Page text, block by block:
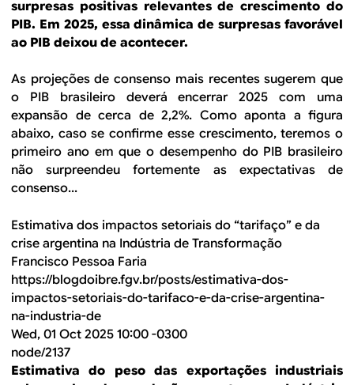
surpresas positivas relevantes de crescimento do
PIB. Em 2025, essa dinâmica de surpresas favorável
ao PIB deixou de acontecer.
As projeções de consenso mais recentes sugerem que
o PIB brasileiro deverá encerrar 2025 com uma
expansão de cerca de 2,2%. Como aponta a figura
abaixo, caso se confirme esse crescimento, teremos o
primeiro ano em que o desempenho do PIB brasileiro
não surpreendeu fortemente as expectativas de
consenso...
Estimativa dos impactos setoriais do “tarifaço” e da
crise argentina na Indústria de Transformação
Francisco Pessoa Faria
https://blogdoibre.fgv.br/posts/estimativa-dos-
impactos-setoriais-do-tarifaco-e-da-crise-argentina-
na-industria-de
Wed, 01 Oct 2025 10:00 -0300
node/2137
Estimativa do peso das exportações industriais